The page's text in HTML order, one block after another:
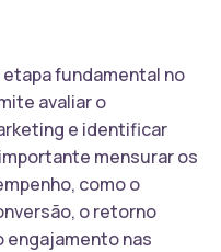
fundamental no
avaliar o
e identificar
mensurar os
como o
o retorno
engajamento nas